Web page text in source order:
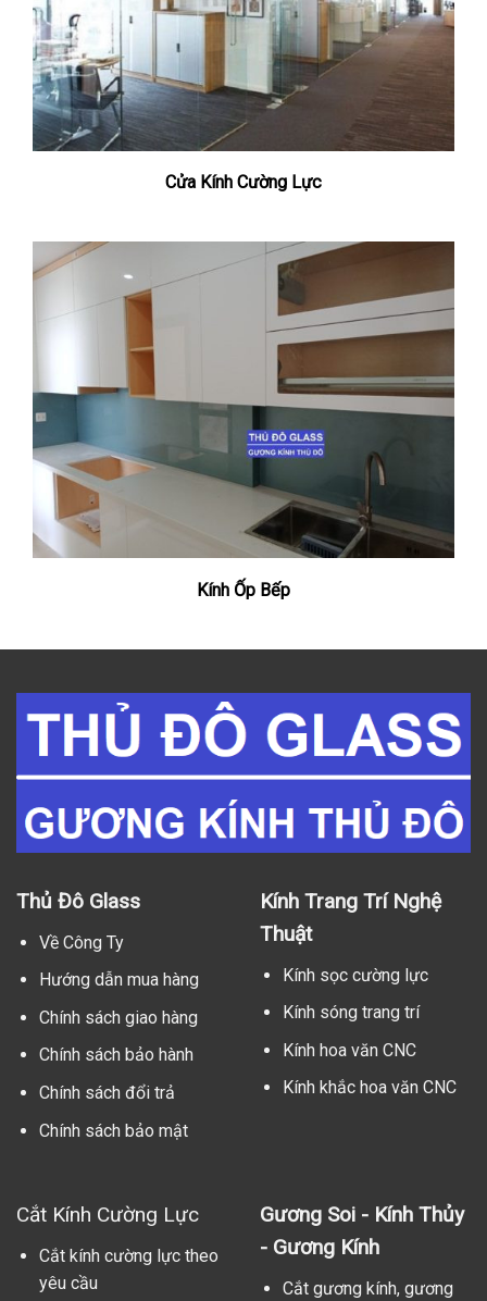
Cửa Kính Cường Lực
Kính Ốp Bếp
Thủ Đô Glass
Về Công Ty
Hướng dẫn mua hàng
Chính sách giao hàng
Chính sách bảo hành
Chính sách đổi trả
Chính sách bảo mật
Kính Trang Trí Nghệ
Thuật
Kính sọc cường lực
Kính sóng trang trí
Kính hoa văn CNC
Kính khắc hoa văn CNC
Cắt Kính Cường Lực
Cắt kính cường lực theo
yêu cầu
Gương Soi - Kính Thủy
- Gương Kính
Cắt gương kính, gương